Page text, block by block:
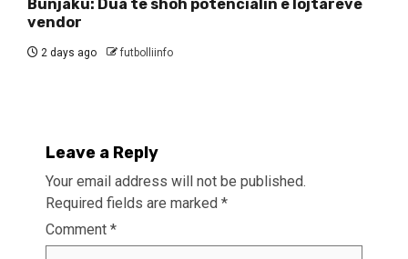
Bunjaku: Dua të shoh potencialin e lojtarëve
vendor
2 days ago futbolliinfo
Leave a Reply
Your email address will not be published.
Required fields are marked *
Comment *